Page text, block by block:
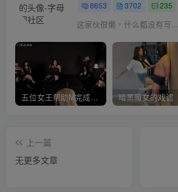
8653 3702 235
这家伙很懒，什么都没有写...
五位女王帮助M完成愿望 暗黑魔女的戏谑
上一篇
无更多文章